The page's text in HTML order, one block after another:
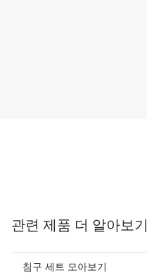
관련 제품 더 알아보기
침구 세트 모아보기